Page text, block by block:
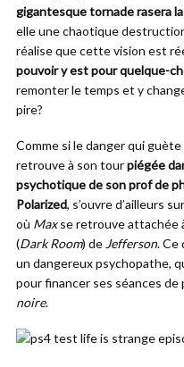
gigantesque tornade rasera la
elle une chaotique
réalise que cette vision est
pouvoir y est pour quelque-
remonter le temps et y
pire?
Comme si le danger qui guète
retrouve à son tourpiégée
psychotique de son prof de
Polarized, s’ouvre d’ailleurs
où Maxse retrouve attachée
(Dark Room) de Jefferson. Ce
un dangereux psychopathe,
pour financer ses séances de
noire.